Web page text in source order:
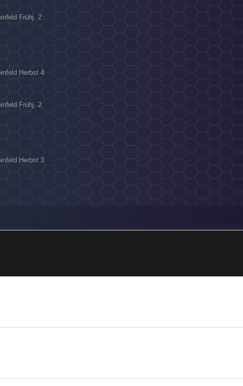
Frühj. 2
Herbst 4
Frühj. 2
Herbst 3